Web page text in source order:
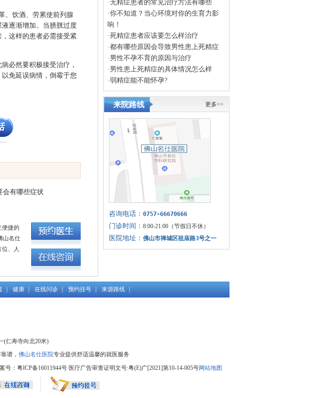
、饮酒、劳累使前列腺
逐渐增加。当膀胱过度
这样的患者必需接受紧
必然要积极接受治疗，
免延误病情，倒霉于您
会有哪些症状
便捷的
山名仕
、人
·无精症患者的常见治疗方法有哪些
·你不知道？当心环境对你的生育力影
响！
·死精症患者应该要怎么样治疗
·都有哪些原因会导致男性患上死精症
· 男性不孕不育的原因与治疗
· 男性患上死精症的具体情况怎么样
·弱精症能不能怀孕?
来院路线 更多>>
咨询电话： 0757-66670666
门诊时间： 8:00-21:00（节假日不休）
医院地址： 佛山市禅城区祖庙路3号之一
(仁寿寺向北20米)
健康 在线问诊 预约挂号 来源路线
(仁寿寺向北20米)
谱， 佛山名仕医院专业提供舒适温馨的就医服务
号：粤ICP备16011944号 医疗广告审查证明文号:粤(E)广[2021]第10-14-005号网站地图